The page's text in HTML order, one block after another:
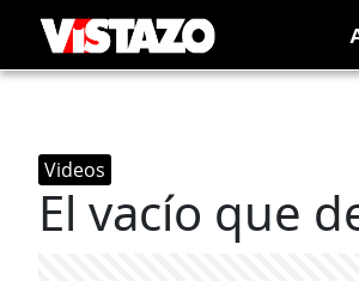
Videos
El vacío que